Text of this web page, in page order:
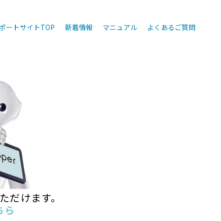
ートサイトTOP 新着情報 マニュアル よくあるご質問
けます。
ら